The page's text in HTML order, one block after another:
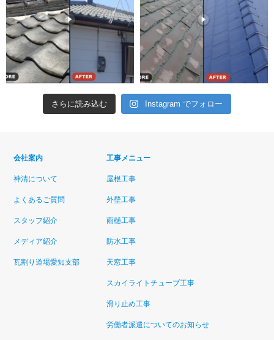
さらに読み込む Instagram でフォロー
会社案内
神清について
よくあるご質問
スタッフ紹介
メディア紹介
瓦割り道場愛知支部
工事メニュー
屋根工事
外壁工事
雨樋工事
防水工事
天窓工事
スカイライトチューブ工事
滑り止め工事
労働者派遣についてのお知らせ